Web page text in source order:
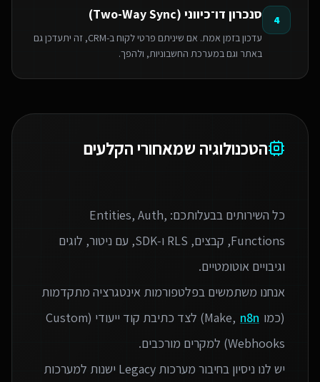
4 סנכרון דו־כיווני (Two-Way Sync)
עדכון בזמן אמת. אם שיניתם פרטי לקוח ב-CRM, זה יתעדכן גם
באתר וגם במערכת החשבוניות, ולהפך.
הטכנולוגיה שמאחורי הקלעים
כל השירותים בבעלותכם: Entities, Auth,
Functions, קבצים, RLS ו‑SDK, עם ניטור, לוגים
אנחנו משתמשים בפלטפורמות אינטגרציה מתקדמות
(כמו Make, n8n
) לצד כתיבת קוד ייעודי (Custom
יש לנו ניסיון בחיבור מערכות Legacy ישנות למערכות